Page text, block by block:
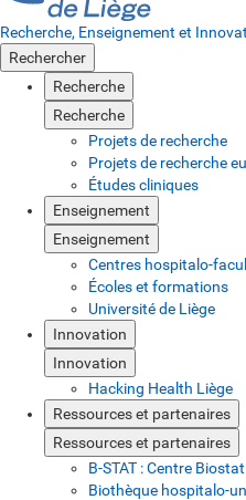
Recherche, Enseignement et
Rechercher
Recherche
Recherche
Projets de recherche
Projets de recherche
Études cliniques
Enseignement
Enseignement
Centres hospitalo-
Écoles et formations
Université de Liège
Innovation
Innovation
Hacking Health Liège
Ressources et partenaires
Ressources et partenaires
B-STAT : Centre
Biothèque hospitalo-